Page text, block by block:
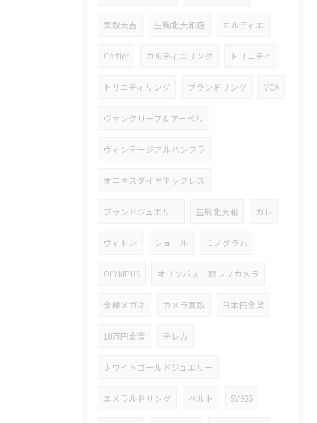
買取大吉 生駒北大和店 カルティエ
Cartier カルティエリング トリニティ
トリニティリング ブランドリング VCA
ヴァンクリーフ＆アーペル
ヴィンテージアルハンブラ
オニキスダイヤネックレス
ブランドジュエリー 生駒北大和 カレ
ヴィトン ショール モノグラム
OLYMPUS オリンパス一眼レフカメラ
金縁メガネ カメラ買取 日本円金貨
10万円金貨 テレカ
ホワイトゴールドジュエリー
エメラルドリング ベルト SV925